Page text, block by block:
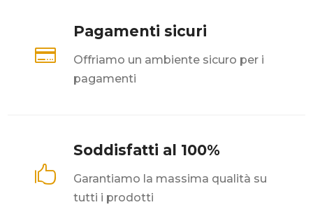

Pagamenti sicuri
Offriamo un ambiente sicuro per i
pagamenti

Soddisfatti al 100%
Garantiamo la massima qualità su
tutti i prodotti